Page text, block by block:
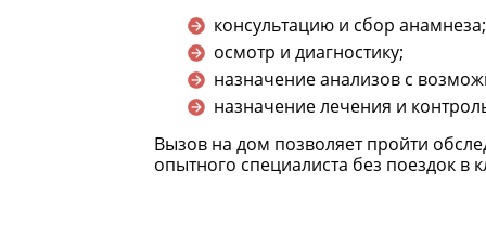
консультацию и сбор анамнеза;
осмотр и диагностику;
назначение анализов с
назначение лечения и
Вызов на дом позволяет пройти
опытного специалиста без поездок в